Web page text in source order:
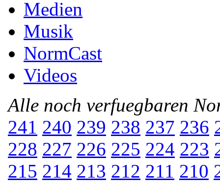
Medien
Musik
NormCast
Videos
Alle noch verfuegbaren
241 240 239 238 237 236
228 227 226 225 224 223
215 214 213 212 211 210